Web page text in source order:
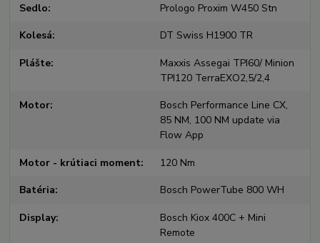
Sedlo Prologo Proxim W450 Stn
Kolesá DT Swiss H1900 TR
Plášte
Maxxis Assegai TPI60/ Minion
TPI120 TerraEXO2,5/2,4
Motor
Bosch Performance Line CX,
85 NM, 100 NM update via
Flow App
Motor - krútiaci moment 120 Nm
Batéria Bosch PowerTube 800 WH
Display
Bosch Kiox 400C + Mini
Remote